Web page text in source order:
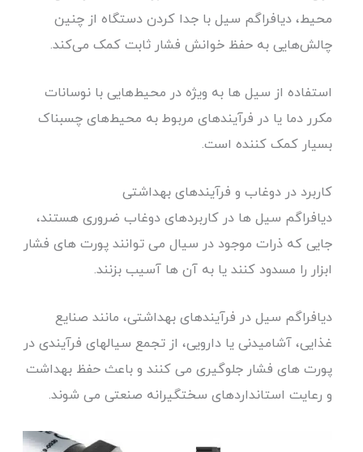
محیط، دیافراگم سیل با جدا کردن دستگاه از چنین
چالش‌هایی به حفظ خوانش فشار ثابت کمک می‌کند.
استفاده از سیل ها به ویژه در محیط‌هایی با نوسانات
مکرر دما یا در فرآیندهای مربوط به محیط‌های چسبناک
بسیار کمک کننده است.
کاربرد در دوغاب و فرآیندهای بهداشتی
دیافراگم سیل ها در کاربردهای دوغاب ضروری هستند،
جایی که ذرات موجود در سیال می توانند پورت های فشار
ابزار را مسدود کنند یا به آن ها آسیب بزنند.
دیافراگم سیل در فرآیندهای بهداشتی، مانند صنایع
غذایی، آشامیدنی یا دارویی، از تجمع سیالهای فرآیندی در
پورت های فشار جلوگیری می کنند و باعث حفظ بهداشت
و رعایت استانداردهای سختگیرانه صنعتی می شوند.